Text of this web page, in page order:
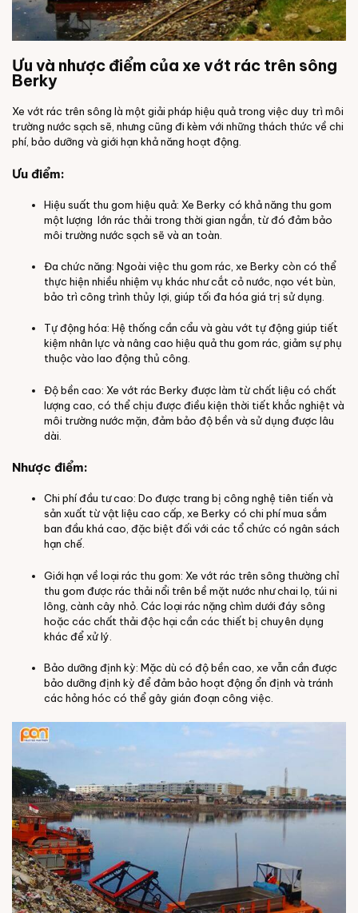
Ưu và nhược điểm của xe vớt rác trên sông
Berky
Xe vớt rác trên sông là một giải pháp hiệu quả trong việc duy trì môi
trường nước sạch sẽ, nhưng cũng đi kèm với những thách thức về chi
phí, bảo dưỡng và giới hạn khả năng hoạt động.
Ưu điểm:
Hiệu suất thu gom hiệu quả: Xe Berky có khả năng thu gom
một lượng lớn rác thải trong thời gian ngắn, từ đó đảm bảo
môi trường nước sạch sẽ và an toàn.
Đa chức năng: Ngoài việc thu gom rác, xe Berky còn có thể
thực hiện nhiều nhiệm vụ khác như cắt cỏ nước, nạo vét bùn,
bảo trì công trình thủy lợi, giúp tối đa hóa giá trị sử dụng.
Tự động hóa: Hệ thống cần cẩu và gàu vớt tự động giúp tiết
kiệm nhân lực và nâng cao hiệu quả thu gom rác, giảm sự phụ
thuộc vào lao động thủ công.
Độ bền cao: Xe vớt rác Berky được làm từ chất liệu có chất
lượng cao, có thể chịu được điều kiện thời tiết khắc nghiệt và
môi trường nước mặn, đảm bảo độ bền và sử dụng được lâu
dài.
Nhược điểm:
Chi phí đầu tư cao: Do được trang bị công nghệ tiên tiến và
sản xuất từ vật liệu cao cấp, xe Berky có chi phí mua sắm
ban đầu khá cao, đặc biệt đối với các tổ chức có ngân sách
hạn chế.
Giới hạn về loại rác thu gom: Xe vớt rác trên sông thường chỉ
thu gom được rác thải nổi trên bề mặt nước như chai lọ, túi ni
lông, cành cây nhỏ. Các loại rác nặng chìm dưới đáy sông
hoặc các chất thải độc hại cần các thiết bị chuyên dụng
khác để xử lý.
Bảo dưỡng định kỳ: Mặc dù có độ bền cao, xe vẫn cần được
bảo dưỡng định kỳ để đảm bảo hoạt động ổn định và tránh
các hỏng hóc có thể gây gián đoạn công việc.